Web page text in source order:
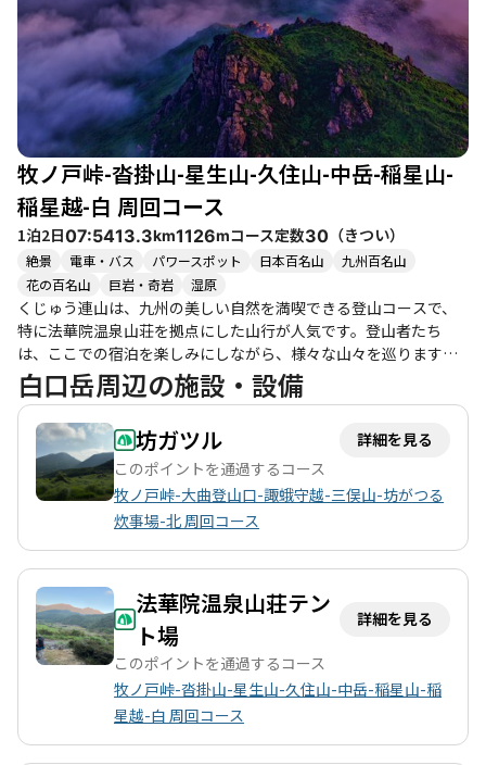
が、特に体力に自信のある方におすすめです。途中の白口岳への
急登や、立中山からの黒土ルートは特に厳しいため、しっかりと
した準備が求められます。登山者たちは、体力を削られながら
も、山々の美しい景観や紅葉を楽しむことができ、心の癒しを感
じることができます。 秋のシーズンには、紅葉が美しく、特に三
俣山の周辺は色とりどりの葉が彩ります。登山中には、鹿の鳴き
声が響き渡り、自然の中での静けさを感じることができます。ま
た、下山後には、近くの温泉で疲れを癒すことができるのも魅力
の一つです。 このコースは、整備された登山道が多く、アクセス
も良好ですが、混雑することもあるため、早めの出発をおすすめ
します。登山者同士の挨拶や交流も楽しめるため、仲間と共に挑
戦するのも良いでしょう。全ての山を制覇した後の達成感は格別
で、また挑戦したいと思わせる魅力があります。
牧ノ戸峠-沓掛山-星生山-久住山-中岳-稲星山-
稲星越-白 周回コース
1泊2日07:5413.3km1126mコース定数30 （きつい）
絶景 電車・バス パワースポット 日本百名山
九州百名山
花の百名山
巨岩・奇岩 湿原
くじゅう連山は、九州の美しい自然を満喫できる登山コースで、
特に法華院温泉山荘を拠点にした山行が人気です。登山者たち
は、ここでの宿泊を楽しみにしながら、様々な山々を巡ります。
特に、久住山や中岳、白口岳などのピークは、絶景を堪能できる
スポットとして知られています。 このコースでは、樹氷や霧氷が
広がる冬の景色が魅力的で、晴れた日の登山では、青空と白い雪
のコントラストが美しいと評判です。登山者たちは、特に日の出
の瞬間に白口岳から見る景色に感動し、心に残る体験をしていま
す。登山道は整備されており、初心者から健脚者まで楽しめるコ
ースですが、急登や岩場もあるため、注意が必要です。 法華院温
泉山荘では、温泉に浸かりながら疲れを癒し、美味しい食事を楽
しむことができます。特に、夕食のメニューは豪華で、地元の食
材を使った料理が並び、登山の疲れを忘れさせてくれます。ま
た、宿泊者同士の交流もあり、楽しいひと時を過ごすことができ
ます。 季節ごとの魅力もあり、春にはミヤマキリシマの花が咲き
誇り、秋には紅葉が美しい景観を作り出します。特に、夏の登山
は開放感があり、緑に囲まれた道を歩くのは癒しの体験です。周
辺には温泉や地元のグルメも豊富で、登山後の楽しみも充実して
わえる場所であり、訪れる人々にとって忘れられない思い出を作
白口岳周辺の施設・設備
坊ガツル
詳細を見る
このポイントを通過するコース
牧ノ戸峠-大曲登山口-諏蛾守越-三俣山-坊がつる
炊事場-北 周回コース
法華院温泉山荘テン
ト場
詳細を見る
このポイントを通過するコース
牧ノ戸峠-沓掛山-星生山-久住山-中岳-稲星山-稲
星越-白 周回コース